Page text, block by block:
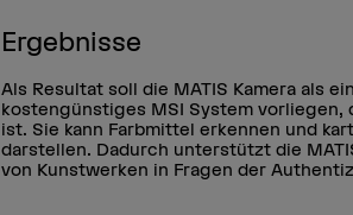
Ergebnisse
Als Resultat soll die MATIS Kamera als
kostengünstiges MSI System
ist. Sie kann Farbmittel erkennen und
darstellen. Dadurch unterstützt die
von Kunstwerken in Fragen der